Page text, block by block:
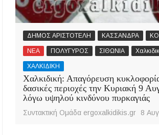
ΔΗΜΟΣ ΑΡΙΣΤΟΤΕΛΗ ΚΑΣΣΑΝΔΡΑ
ΝΕΑ ΠΟΛΥΓΥΡΟΣ ΣΙΘΩΝΙΑ
ΧΑΛΚΙΔΙΚΗ
Χαλκιδική: Απαγόρευση
δασικές περιοχές την Κυριακή 9
λόγω υψηλού κινδύνου πυρκαγιάς
Συντακτική Ομάδα ergoxalkidikis.gr 8